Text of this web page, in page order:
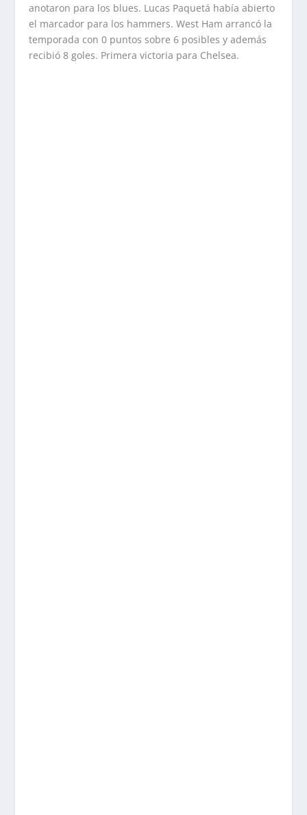
anotaron para los blues. Lucas Paquetá había abierto
el marcador para los hammers. West Ham arrancó la
temporada con 0 puntos sobre 6 posibles y además
recibió 8 goles. Primera victoria para Chelsea.